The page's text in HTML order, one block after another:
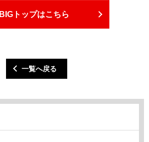
BIGトップはこちら
一覧へ戻る